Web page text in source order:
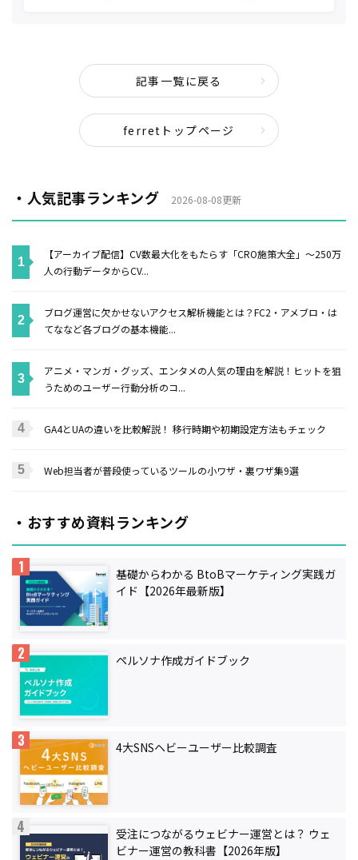
記事一覧に戻る
ferretトップページ
・人気記事ランキング 2026-08-08更新
【アーカイブ配信】CV数最大化をもたらす「CRO施策大全」〜250万
人の行動データからCV...
ブログ運営に欠かせないアクセス解析機能とは？FC2・アメブロ・は
てななど各ブログの基本機能...
アニメ・マンガ・グッズ、エンタメの人気の理由を解説！ヒットを狙
うためのユーザー行動分析のコ...
GA4とUAの違いを比較解説！ 移行時期や初期設定方法もチェック
Web担当者が普段使っているツールの小ワザ・裏ワザ集9選
・おすすめ資料ランキング
基礎からわかる BtoBマーケティング実践ガ
イド【2026年最新版】
ペルソナ作成ガイドブック
4大SNSヘビーユーザー比較調査
受注につながるウェビナー運営とは？ ウェ
ビナー運営の教科書【2026年版】